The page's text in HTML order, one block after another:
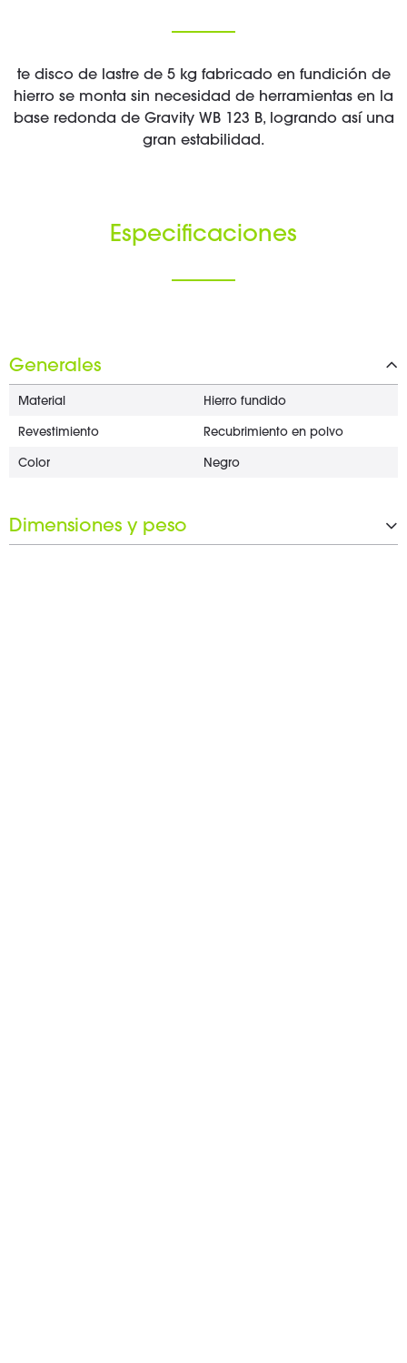
te disco de lastre de 5 kg fabricado en fundición de
hierro se monta sin necesidad de herramientas en la
base redonda de Gravity WB 123 B, logrando así una
gran estabilidad.
Especificaciones
Generales
Material Hierro fundido
Revestimiento Recubrimiento en polvo
Color Negro
Dimensiones y peso